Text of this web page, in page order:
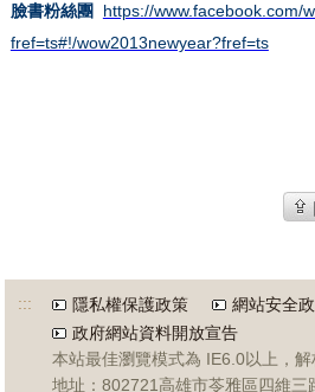
臉書粉絲團 https://www.facebook.com/
fref=ts#!/wow2013newyear?fref=ts
::: 隱私權保護政策
網站安全
政府網站資料開放宣告
本站最佳瀏覽模式為 IE6.0以上，
地址：802721高雄市苓雅區四維三